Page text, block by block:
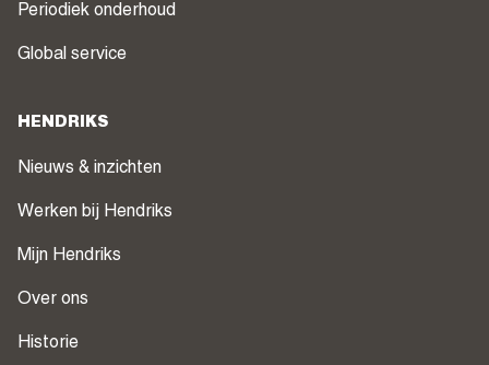
Periodiek onderhoud
Global service
HENDRIKS
Nieuws & inzichten
Werken bij Hendriks
Mijn Hendriks
Over ons
Historie